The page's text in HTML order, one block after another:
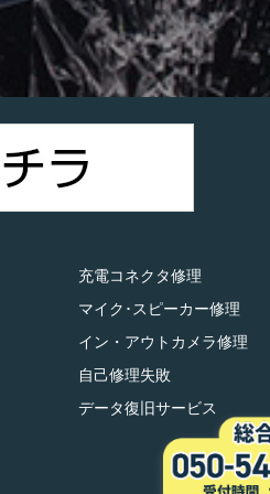
充電コネクタ修理
マイク･スピーカー修理
イン・アウトカメラ修理
自己修理失敗
データ復旧サービス